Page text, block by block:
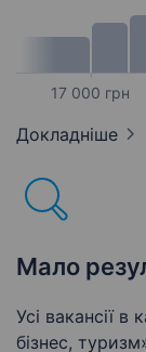
17 000 грн
Докладніше
Мало
Усі вакансії в
бізнес,